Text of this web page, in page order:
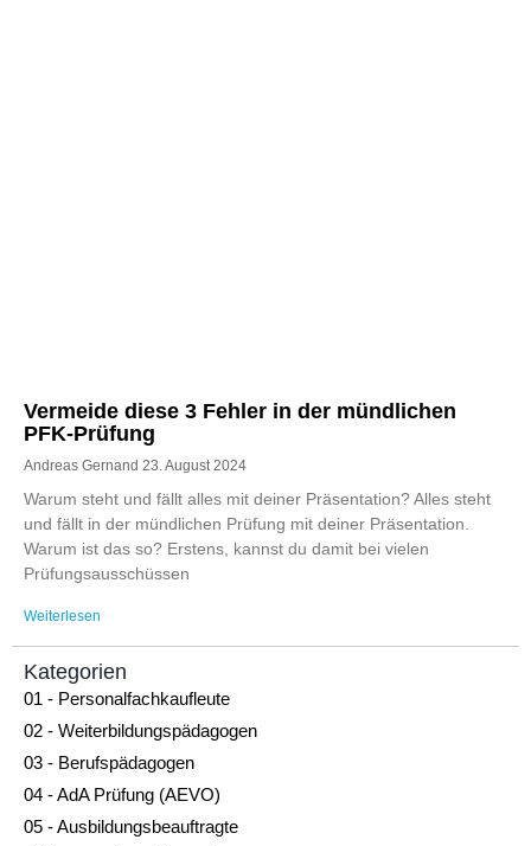
Vermeide diese 3 Fehler in der mündlichen
PFK-Prüfung
Andreas Gernand 23. August 2024
Warum steht und fällt alles mit deiner Präsentation? Alles steht
und fällt in der mündlichen Prüfung mit deiner Präsentation.
Warum ist das so? Erstens, kannst du damit bei vielen
Prüfungsausschüssen
Weiterlesen
Kategorien
01 - Personalfachkaufleute
02 - Weiterbildungspädagogen
03 - Berufspädagogen
04 - AdA Prüfung (AEVO)
05 - Ausbildungsbeauftragte